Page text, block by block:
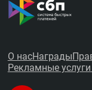
О насНаграды
Рекламные